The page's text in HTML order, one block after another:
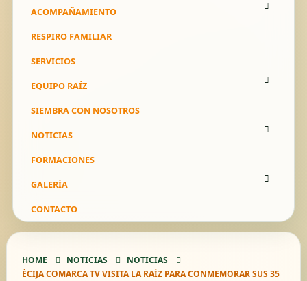
ACOMPAÑAMIENTO
RESPIRO FAMILIAR
SERVICIOS
EQUIPO RAÍZ
SIEMBRA CON NOSOTROS
NOTICIAS
FORMACIONES
GALERÍA
CONTACTO
HOME NOTICIAS
NOTICIAS
ÉCIJA COMARCA TV VISITA LA RAÍZ PARA CONMEMORAR SUS 35